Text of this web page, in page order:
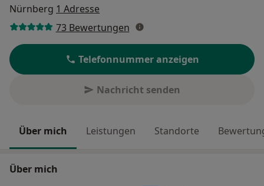
Nürnberg 1 Adresse
73 Bewertungen
Telefonnummer anzeigen
Nachricht senden
Über mich Leistungen Standorte
Über mich